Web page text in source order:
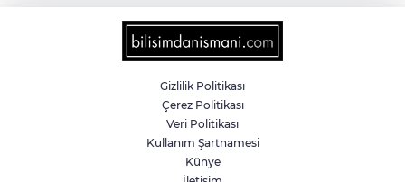
6 milyon emekliyi ilgilendiriyor... Emekli
aylığı fark ödemeleri 7 Ağustos'ta
Teröristler teslim olmaya devam ediyor...
Hudutlarda 490 kişi yakalandı
Gizlilik Politikası
Çerez Politikası
Veri Politikası
Kullanım Şartnamesi
Künye